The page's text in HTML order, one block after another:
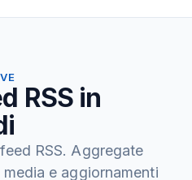
RSS in
RSS. Aggregate
e aggiornamenti